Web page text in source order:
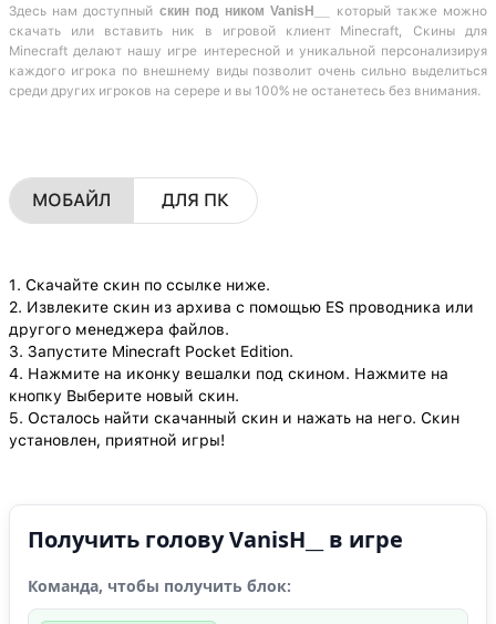
Здесь нам доступный скин под ником VanisH__
который также можно
скачать или вставить ник в игровой клиент Minecraft, Скины для
Minecraft делают нашу игре интересной и уникальной персонализируя
каждого игрока по внешнему виды позволит очень сильно выделиться
среди других игроков на серере и вы 100% не останетесь без внимания.
МОБАЙЛ ДЛЯ ПК
1. Скачайте скин по ссылке ниже.
2. Извлеките скин из архива с помощью ES проводника или
другого менеджера файлов.
3. Запустите Minecraft Pocket Edition.
4. Нажмите на иконку вешалки под скином. Нажмите на
кнопку Выберите новый скин.
5. Осталось найти скачанный скин и нажать на него. Скин
установлен, приятной игры!
Получить голову VanisH__ в игре
Команда, чтобы получить блок: